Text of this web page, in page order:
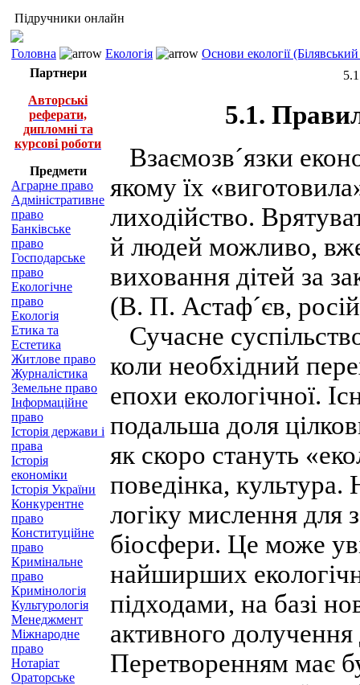
Підручники онлайн
Головна Екологія
Основи екології
Партнери
Авторські
реферати,
дипломні та
курсові роботи
Предмети
Аграрне право
Адміністративне
право
Банківське
право
Господарське
право
Екологічне
право
Екологія
Етика та
Естетика
Житлове право
Журналістика
Земельне право
Інформаційне
право
Історія держави і
права
Історія
економіки
Історія України
Конкурентне
право
Конституційне
право
Кримінальне
право
Кримінологія
Культурологія
Менеджмент
Міжнародне
право
Нотаріат
Ораторське
5.1.
Взаємозв´язки
якому їх
лиходійство.
й людей можливо, вже
виховання дітей за
(В. П. Астаф´єв,
Сучасне
коли необхідний
епохи екологічної.
подальша доля
як скоро стануть
поведінка, культура.
логіку мислення
біосфери. Це може
найширших
підходами, на базі
активного долучення
Перетворенням має